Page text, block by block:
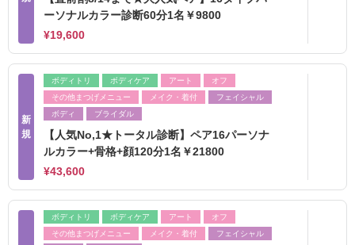
ーソナルカラー診断60分1名￥9800
¥19,600
新
規
ボディトリ ボディケア アート
オフ
その他まつげメニュー
メイク・着付
フェイシャル
ボディ
ブライダル
【人気No,1★トータル診断】ペア16パーソナ
ルカラー+骨格+顔120分1名￥21800
¥43,600
ボディトリ ボディケア アート
オフ
その他まつげメニュー
メイク・着付
フェイシャル